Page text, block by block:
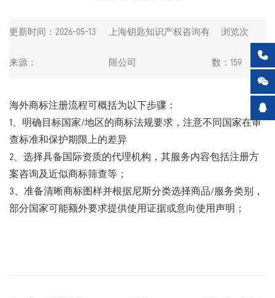
更新时间：2026-05-13
来源：
上海钥匙知识产权咨询有
限公司
浏览次
数：159
海外商标注册流程可概括为以下步骤：
1、明确目标国家/地区的商标法规要求，注意不同国家在审
查标准和保护期限上的差异
2、选择具备国际资质的代理机构，其服务内容包括注册方
案咨询及近似商标筛查等；
3、准备清晰商标图样并根据尼斯分类选择商品/服务类别，
部分国家可能额外要求提供使用证据或意向使用声明；


